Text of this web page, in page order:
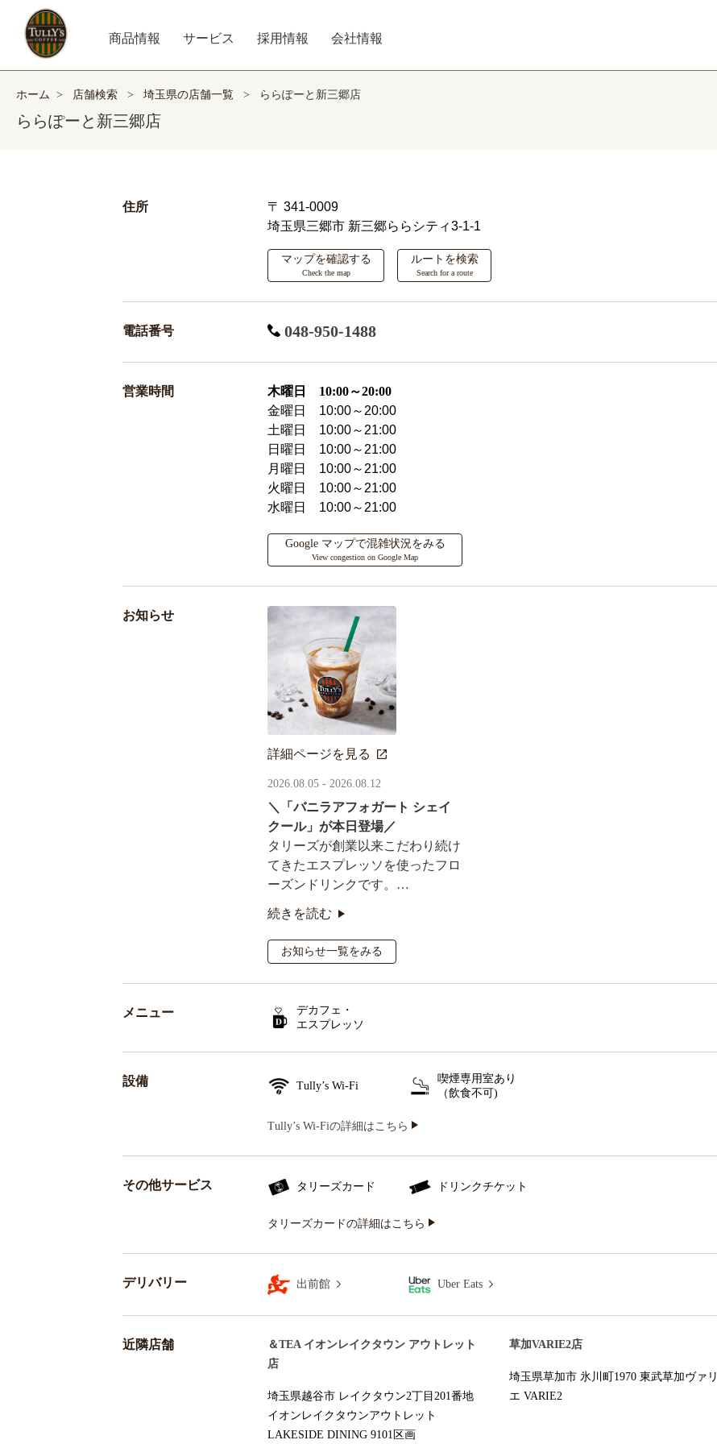
商品情報 サービス 採用情報 会社情報
ホーム > 店舗検索 > 埼玉県の店舗一覧 > ららぽーと新三郷店
ららぽーと新三郷店
住所
〒 341-0009
埼玉県三郷市 新三郷ららシティ3-1-1
マップを確認する
Check the map
ルートを検索
Search for a route
電話番号 048-950-1488
営業時間
木曜日 10:00～20:00
金曜日 10:00～20:00
土曜日 10:00～21:00
日曜日 10:00～21:00
月曜日 10:00～21:00
火曜日 10:00～21:00
水曜日 10:00～21:00
Google マップで混雑状況をみる
View congestion on Google Map
お知らせ
詳細ページを見る
2026.08.05 - 2026.08.12
＼「バニラアフォガート シェイ
クール」が本日登場／
タリーズが創業以来こだわり続け
てきたエスプレッソを使ったフロ
ーズンドリンクです。
オリジナルシールがその場で当た
るキャンペーンも実施！
続きを読む
お知らせ一覧をみる
メニュー
デカフェ・
エスプレッソ
設備 Tully’s Wi-Fi
喫煙専用室あり
（飲食不可)
Tully’s Wi-Fiの詳細はこちら
その他サービス タリーズカード ドリンクチケット
タリーズカードの詳細はこちら
デリバリー 出前館 Uber Eats
近隣店舗
＆TEA イオンレイクタウン アウトレット
店
埼玉県越谷市 レイクタウン2丁目201番地
イオンレイクタウンアウトレット
LAKESIDE DINING 9101区画
草加VARIE2店
埼玉県草加市 氷川町1970 東武草加ヴァリ
エ VARIE2